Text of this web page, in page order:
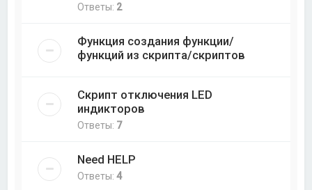
Ответы: 2
Функция создания функции/
функций из скрипта/скриптов
Скрипт отключения LED
индикторов
Ответы: 7
Need HELP
Ответы:4